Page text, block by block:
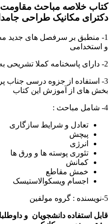
کتاب خلاصه مباحث مقاومت
دکترای مکانیک طراحی
1- منطبق بر سرفصل های جدید
و استخدامی
2- دارای پاسخنامه کملا تشریحی به صورت هدفمند و جامع
3- استفاده از جزوه درسی جناب
بخش های از آموزش این کتاب
4- شامل مباحث :
تعادل و شرایط سازگاری
پیچش
انرژی
تئوری پوسته ها و ورق ها
کمانش
خمش مقاطع
اجسام ویسکوالاستیسک
5-نویسنده : گروه مولفین
قابل استفاده دانشجویان و